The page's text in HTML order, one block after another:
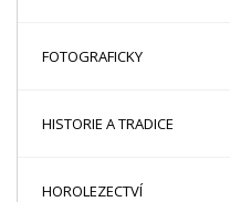
FOTOGRAFICKY
HISTORIE A TRADICE
HOROLEZECTVÍ